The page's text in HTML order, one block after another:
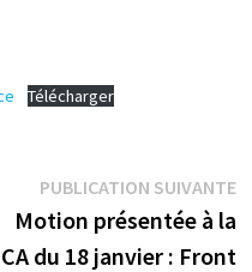
Télécharger
:
PUBLICATION SUIVANTE
Motion présentée à la
CA du 18 janvier : Front